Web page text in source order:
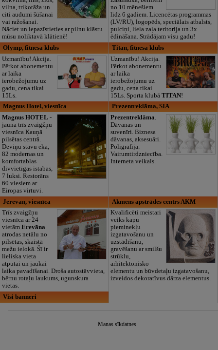
vilna, trikotāža un
citi audumi šūšanai
vai ražošanai.
Nāciet un iepazīstieties ar pilnu klāstu
mūsu noliktavā klātienē!
no 10 mēnešiem
līdz 6 gadiem. Licencētas programmas
(LV/RU), logopēds, speciālais atbalsts,
pulciņi, liela zaļa teritorija un 3x
ēdināšana. Strādājam visu gadu!
Olymp, fitnesa klubs
Uzmanību! Akcija.
Pērkot abonementu
ar laika
ierobežojumu uz
gadu, cena tikai
15Ls.
Titan, fitnesa klubs
Uzmanību! Akcija.
Pērkot abonementu
ar laika
ierobežojumu uz
gadu, cena tikai
15Ls. Sporta klubāTITAN!
Magnus Hotel, viesnīca
Magnus HOTEL -
jauna trīs zvaigžņu
viesnīca Kauņā
pilsētas centrā.
Deviņu stāvu ēka,
82 modernas un
komfortablas
divvietīgas istabas,
7 luksi. Restorāns
60 viesiem ar
Eiropas virtuvi.
Prezentreklāma, SIA
Prezentreklāma.
Dāvanas un
suvenīri. Biznesa
dāvanas, aksesuāri.
Poligrāfija.
Vairumtirdzniecība.
Interneta veikals.
Jerevan, viesnīca
Trīs zvaigžņu
viesnīca ar 24
vietām Erevāna
atrodas netālu no
pilsētas, skaistā
mežu ielokā. Šī ir
lieliska vieta
atpūtai un jaukai
laika pavadīšanai. Droša autostāvvieta,
bērnu rotaļu laukums, ugunskura
vietas.
Akmens apstrādes centrs AKM
Kvalificēti meistari
veiks kapu
pieminekļu
izgatavošanu un
uzstādīšanu,
gravēšanu ar smilšu
strūklu,
arhitektonisko
elementu un būvdetaļu izgatavošanu,
izveidos dekoratīvus dārza elementus.
Visi banneri
Manas sīkdatnes